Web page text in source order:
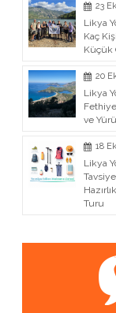
23
Likya
Kaç
Küçük
20
Likya
ve
18
Likya
Turu